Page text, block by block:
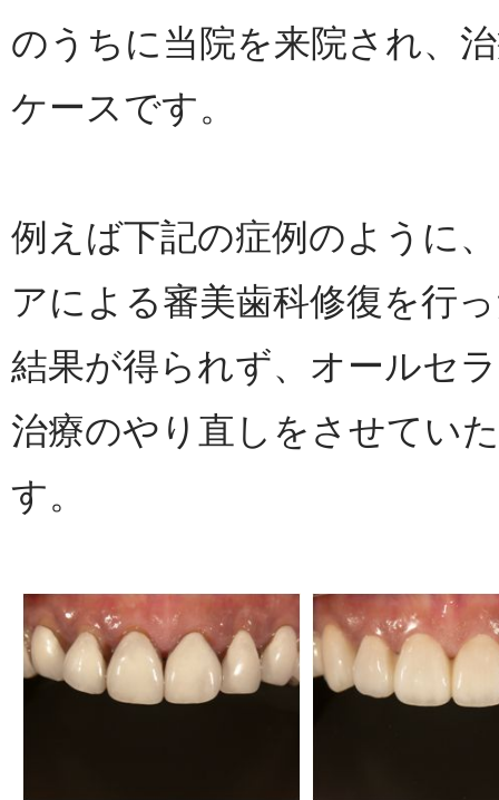
のうちに当院を来院され、
ケースです。
例えば下記の症例のように
アによる審美歯科修復を行
結果が得られず、オールセ
治療のやり直しをさせてい
す。